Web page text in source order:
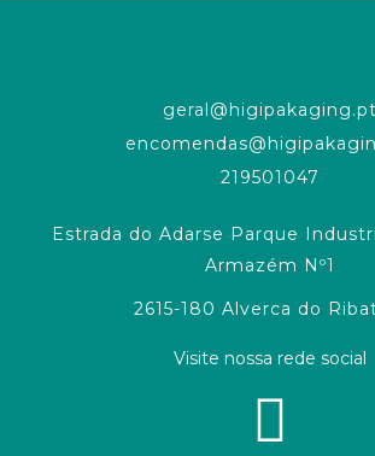
geral@higipakaging.pt
219501047
Estrada do Adarse Parque
Armazém Nº1
2615-180 Alverca do
Visite nossa rede social